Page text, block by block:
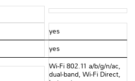
yes
yes
Wi-Fi 802.11 a/b/g/n/ac,
dual-band, Wi-Fi Direct,